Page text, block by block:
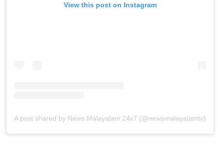
View this post on Instagram
A post shared by News Malayalam 24x7 (@newsmalayalamtv)